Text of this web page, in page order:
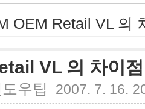
OEM Retail VL 의
VL 의 차이점
우팁 2007. 7. 16.